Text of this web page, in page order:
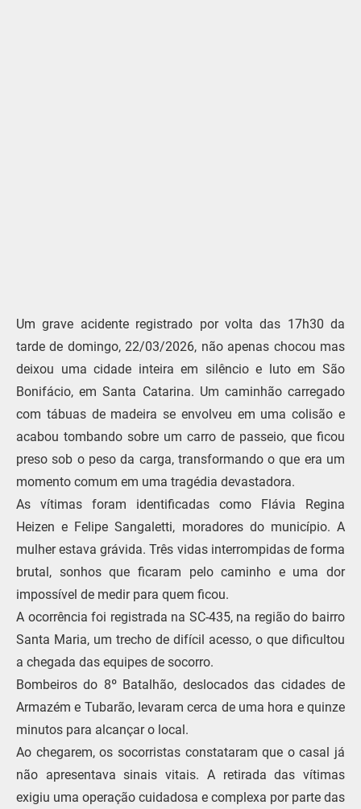
Um grave acidente registrado por volta das 17h30 da
tarde de domingo, 22/03/2026, não apenas chocou mas
deixou uma cidade inteira em silêncio e luto em São
Bonifácio, em Santa Catarina. Um caminhão carregado
com tábuas de madeira se envolveu em uma colisão e
acabou tombando sobre um carro de passeio, que ficou
preso sob o peso da carga, transformando o que era um
momento comum em uma tragédia devastadora.
As vítimas foram identificadas como Flávia Regina
Heizen e Felipe Sangaletti, moradores do município. A
mulher estava grávida. Três vidas interrompidas de forma
brutal, sonhos que ficaram pelo caminho e uma dor
impossível de medir para quem ficou.
A ocorrência foi registrada na SC-435, na região do bairro
Santa Maria, um trecho de difícil acesso, o que dificultou
a chegada das equipes de socorro.
Bombeiros do 8º Batalhão, deslocados das cidades de
Armazém e Tubarão, levaram cerca de uma hora e quinze
minutos para alcançar o local.
Ao chegarem, os socorristas constataram que o casal já
não apresentava sinais vitais. A retirada das vítimas
exigiu uma operação cuidadosa e complexa por parte das